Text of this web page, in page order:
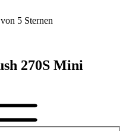
5 Sternen
270S Mini